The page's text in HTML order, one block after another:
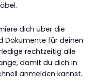
dich über die
Dokumente für deinen
rechtzeitig alle
damit du dich in
anmelden kannst.